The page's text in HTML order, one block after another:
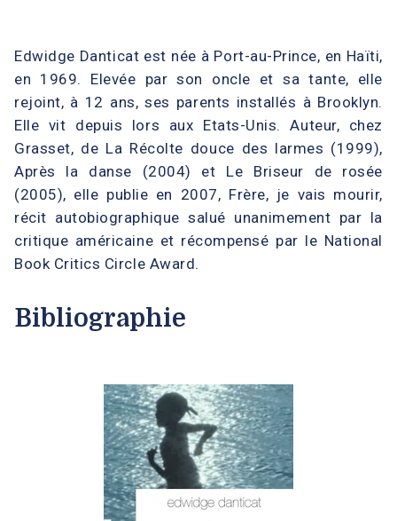
Edwidge Danticat est née à Port-au-Prince, en Haïti,
en 1969. Elevée par son oncle et sa tante, elle
rejoint, à 12 ans, ses parents installés à Brooklyn.
Elle vit depuis lors aux Etats-Unis. Auteur, chez
Grasset, de La Récolte douce des larmes (1999),
Après la danse (2004) et Le Briseur de rosée
(2005), elle publie en 2007, Frère, je vais mourir,
récit autobiographique salué unanimement par la
critique américaine et récompensé par le National
Book Critics Circle Award.
Bibliographie